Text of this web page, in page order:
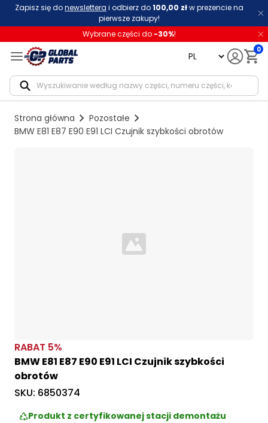
Zapisz się donewslettera i odbierz do100,00 złw prezencie na
pierwsze zakupy!
Wybrane części do -30%!
language 0
Strona główna
Pozostałe
BMW E81 E87 E90 E91 LCI Czujnik szybkości obrotów
Loading...
RABAT 5%
BMW E81 E87 E90 E91 LCI Czujnik szybkości
obrotów
SKU: 6850374
Produkt z certyfikowanej stacji demontażu